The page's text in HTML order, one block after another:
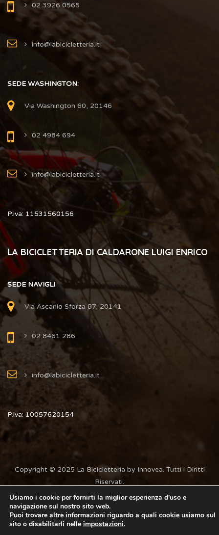
02 3926 0565
info@labicicletteria.it
SEDE WASHINGTON:
Via Washington 60, 20146
02 4984 694
info@labicicletteria.it
P.iva: 11531560156
LA BICICLETTERIA DI CALDARONE LUIGI ENRICO
SEDE NAVIGLI
Via Ascanio Sforza 87, 20141
02 8461 286
info@labicicletteria.it
P.iva: 10057620154
Copyright © 2025 La Bicicletteria by Innovea. Tutti i Diritti
Riservati.
Usiamo i cookie per fornirti la miglior esperienza d'uso e
navigazione sul nostro sito web.
Puoi trovare altre informazioni riguardo a quali cookie usiamo sul
sito o disabilitarli nelle impostazioni.